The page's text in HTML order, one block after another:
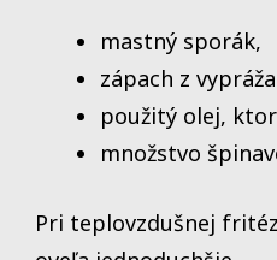
mastný sporák,
zápach z
použitý olej,
množstvo
Pri teplovzdušnej